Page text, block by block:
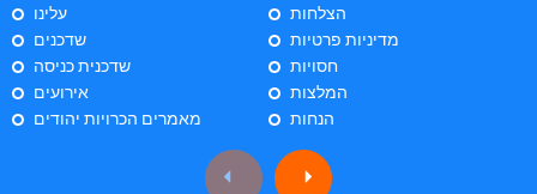
עלינו
שדכנים
שדכנית כניסה
אירועים
מאמרים הכרויות יהודים
הצלחות
מדיניות פרטיות
חסויות
המלצות
הנחות